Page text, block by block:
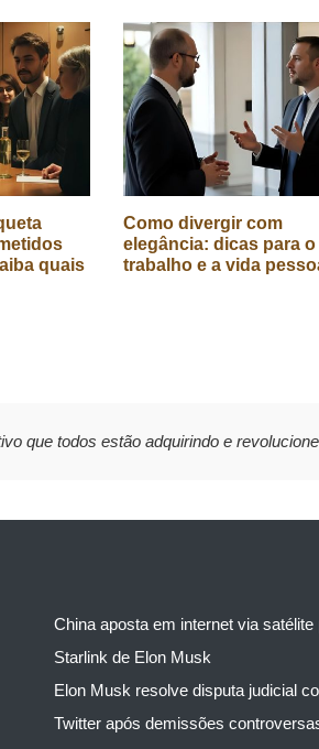
quais
Como divergir com
elegância: dicas para o
trabalho e a vida
que todos estão adquirindo e
China aposta em internet via satélite
Starlink de Elon Musk
Elon Musk resolve disputa judicial
Twitter após demissões